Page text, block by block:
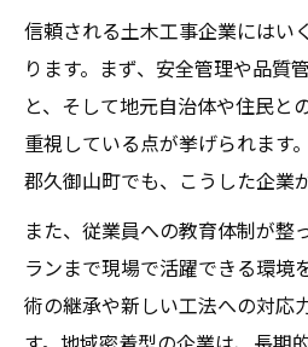
信頼される土木工事企業にはい
ります。まず、安全管理や品質
と、そして地元自治体や住民と
重視している点が挙げられます
郡久御山町でも、こうした企業
また、従業員への教育体制が整
ランまで現場で活躍できる環境
術の継承や新しい工法への対応